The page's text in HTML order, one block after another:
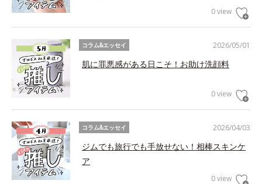
0 view
2026/05/01
コラム&エッセイ
肌に罪悪感がある日こそ！お助け洗顔料
0 view
2026/04/03
コラム&エッセイ
ジムでも旅行でも手放せない！相棒スキンケ
ア
0 view